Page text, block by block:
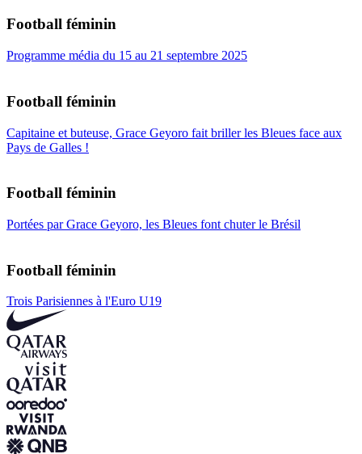
Football féminin
Programme média du 15 au 21 septembre 2025
Football féminin
Capitaine et buteuse, Grace Geyoro fait briller les Bleues face aux
Pays de Galles !
Football féminin
Portées par Grace Geyoro, les Bleues font chuter le Brésil
Football féminin
Trois Parisiennes à l'Euro U19